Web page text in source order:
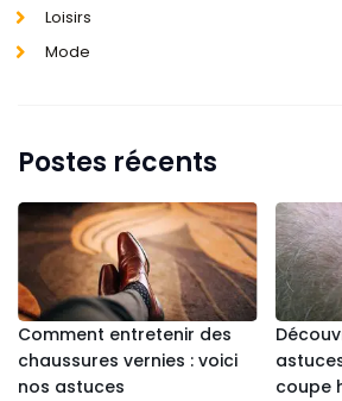
Loisirs
Mode
Postes récents
Comment entretenir des
chaussures vernies : voici
nos astuces
coupe